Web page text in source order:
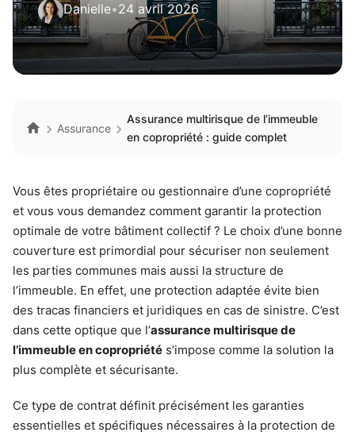
Danielle•24 avril 2026
Assurance
Assurance multirisque de l’immeuble
en copropriété : guide complet
Vous êtes propriétaire ou gestionnaire d’une copropriété
et vous vous demandez comment garantir la protection
optimale de votre bâtiment collectif ? Le choix d’une bonne
couverture est primordial pour sécuriser non seulement
les parties communes mais aussi la structure de
l’immeuble. En effet, une protection adaptée évite bien
des tracas financiers et juridiques en cas de sinistre. C’est
dans cette optique que l’assurance multirisque de
l’immeuble en copropriété s’impose comme la solution la
plus complète et sécurisante.
Ce type de contrat définit précisément les garanties
essentielles et spécifiques nécessaires à la protection de